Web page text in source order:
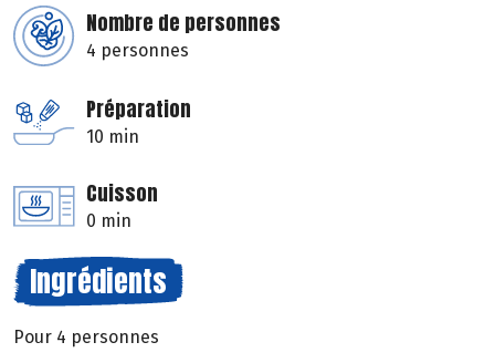
Nombre de personnes
4 personnes
Préparation
10 min
Cuisson
0 min
Ingrédients
Pour 4 personnes